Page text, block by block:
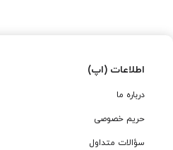
اطلاعات (اپ)
درباره ما
حریم خصوصی
سؤالات متداول